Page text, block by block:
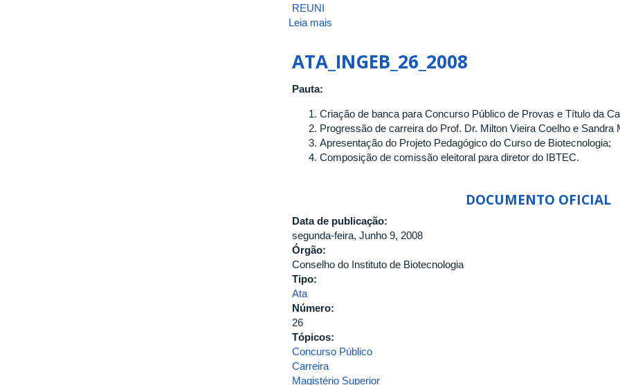
REUNI
Leia mais
ATA_INGEB_26_2008
Pauta:
Criação de banca para Concurso Público de Provas e Título da
Progressão de carreira do Prof. Dr. Milton Vieira Coelho e Sandra
Apresentação do Projeto Pedagógico do Curso de Biotecnologia;
Composição de comissão eleitoral para diretor do IBTEC.
DOCUMENTO OFICIAL
Data de publicação:
segunda-feira, Junho 9, 2008
Órgão:
Conselho do Instituto de Biotecnologia
Tipo:
Ata
Número:
26
Tópicos:
Concurso Público
Carreira
Magistério Superior